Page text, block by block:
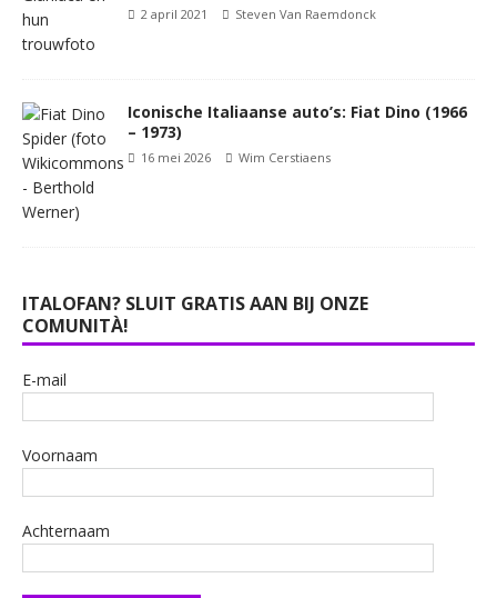
2 april 2021 Steven Van Raemdonck
Iconische Italiaanse auto’s: Fiat Dino (1966
– 1973)
16 mei 2026 Wim Cerstiaens
ITALOFAN? SLUIT GRATIS AAN BIJ ONZE
COMUNITÀ!
E-mail
Voornaam
Achternaam